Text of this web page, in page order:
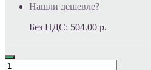
Нашли дешевле?
Без НДС: 504.00 р.